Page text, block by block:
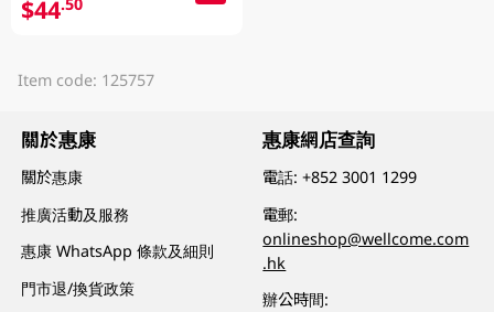
$44.50
Item code: 125757
關於惠康
關於惠康
推廣活動及服務
惠康 WhatsApp 條款及細則
門市退/換貨政策
惠康網店查詢
電話:+852 3001 1299
電郵:
onlineshop@wellcome.com
.hk
辦公時間: